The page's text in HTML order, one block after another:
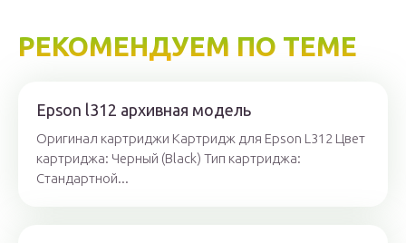
РЕКОМЕНДУЕМ ПО ТЕМЕ
Epson l312 архивная модель
Оригинал картриджи Картридж для Epson L312 Цвет
картриджа: Черный (Black) Тип картриджа:
Стандартной...